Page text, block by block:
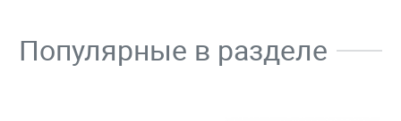
Популярные в разделе